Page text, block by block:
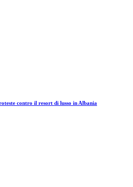
contro il resort di lusso in Albania